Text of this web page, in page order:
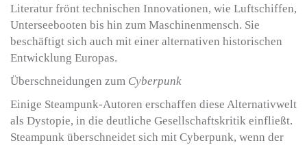
Literatur frönt technischen Innovationen, wie Luftschiffen,
Unterseebooten bis hin zum Maschinenmensch. Sie
beschäftigt sich auch mit einer alternativen historischen
Entwicklung Europas.
Überschneidungen zum Cyberpunk
Einige Steampunk-Autoren erschaffen diese Alternativwelt
als Dystopie, in die deutliche Gesellschaftskritik einfließt.
Steampunk überschneidet sich mit Cyberpunk, wenn der